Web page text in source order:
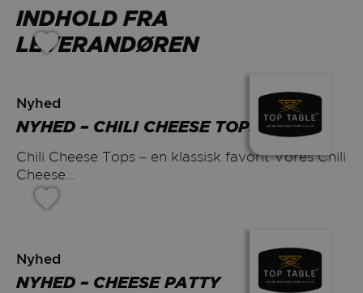
INDHOLD FRA
LEVERANDØREN
Nyhed
NYHED – CHILI CHEESE TOPS
Chili Cheese Tops – en klassisk favorit Vores Chili
Cheese...
Nyhed
NYHED – CHEESE PATTY